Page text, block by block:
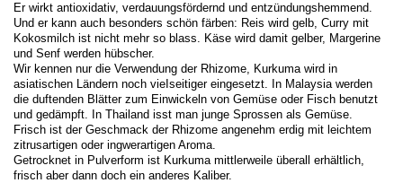
Er wirkt antioxidativ, verdauungsfördernd und entzündungshemmend.
Und er kann auch besonders schön färben: Reis wird gelb, Curry mit
Kokosmilch ist nicht mehr so blass. Käse wird damit gelber, Margerine
und Senf werden hübscher.
Wir kennen nur die Verwendung der Rhizome, Kurkuma wird in
asiatischen Ländern noch vieIseitiger eingesetzt. In Malaysia werden
die duftenden Blätter zum Einwickeln von Gemüse oder Fisch benutzt
und gedämpft. In Thailand isst man junge Sprossen als Gemüse.
Frisch ist der Geschmack der Rhizome angenehm erdig mit leichtem
zitrusartigen oder ingwerartigen Aroma.
Getrocknet in Pulverform ist Kurkuma mittlerweile überall erhältlich,
frisch aber dann doch ein anderes Kaliber.